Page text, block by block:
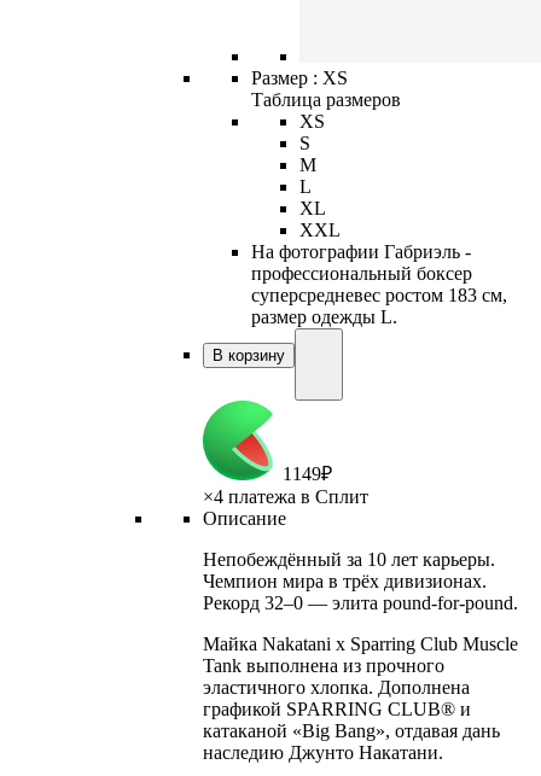
Размер : XS
Таблица размеров
XS
S
M
L
XL
XXL
На фотографии Габриэль -
профессиональный боксер
суперсредневес ростом 183 см,
размер одежды L.
В корзину
1 149₽
×4 платежа в Сплит
Описание
Непобеждённый за 10 лет карьеры.
Чемпион мира в трёх дивизионах.
Рекорд 32–0 — элита pound-for-pound.
Майка Nakatani x Sparring Club Muscle
Tank выполнена из прочного
эластичного хлопка. Дополнена
графикой SPARRING CLUB® и
катаканой «Big Bang», отдавая дань
наследию Джунто Накатани.